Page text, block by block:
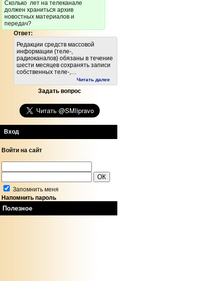
Cколько лет на телеканале
должен храниться архив
новостных материалов и
передач?
Ответ:
Редакции средств массовой
информации (теле-,
радиоканалов) обязаны в течение
шести месяцев сохранять записи
собственных теле-,…
Читать далее
Задать вопрос
Вход
Войти на сайт
Запомнить меня
Напомнить пароль
Полезное